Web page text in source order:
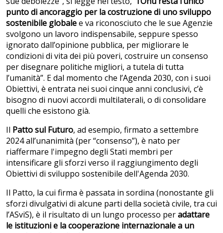
punto di ancoraggio per la costruzione di uno sviluppo
sostenibile globalee va riconosciuto che le sue Agenzie
svolgono un lavoro indispensabile, seppure spesso
ignorato dall’opinione pubblica, per migliorare le
condizioni di vita dei più poveri, costruire un consenso
per disegnare politiche migliori, a tutela di tutta
l’umanità”. E dal momento che l’Agenda 2030, con i suoi
Obiettivi, è entrata nei suoi cinque anni conclusivi, c’è
bisogno di nuovi accordi multilaterali, o di consolidare
quelli che esistono già.
Il Patto sul Futuro, ad esempio, firmato a settembre
2024 all’unanimità (per “consenso”), è nato per
riaffermare l'impegno degli Stati membri per
intensificare gli sforzi verso il raggiungimento degli
Obiettivi di sviluppo sostenibile dell'Agenda 2030.
Il Patto, la cui firma è passata in sordina (nonostante gli
sforzi divulgativi di alcune parti della società civile, tra cui
l’ASviS), è il risultato di un lungo processo peradattare
le istituzioni e la cooperazione internazionale a un